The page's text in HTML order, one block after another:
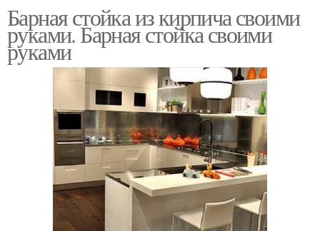
Барная стойка из кирпича своими
руками. Барная стойка своими
руками